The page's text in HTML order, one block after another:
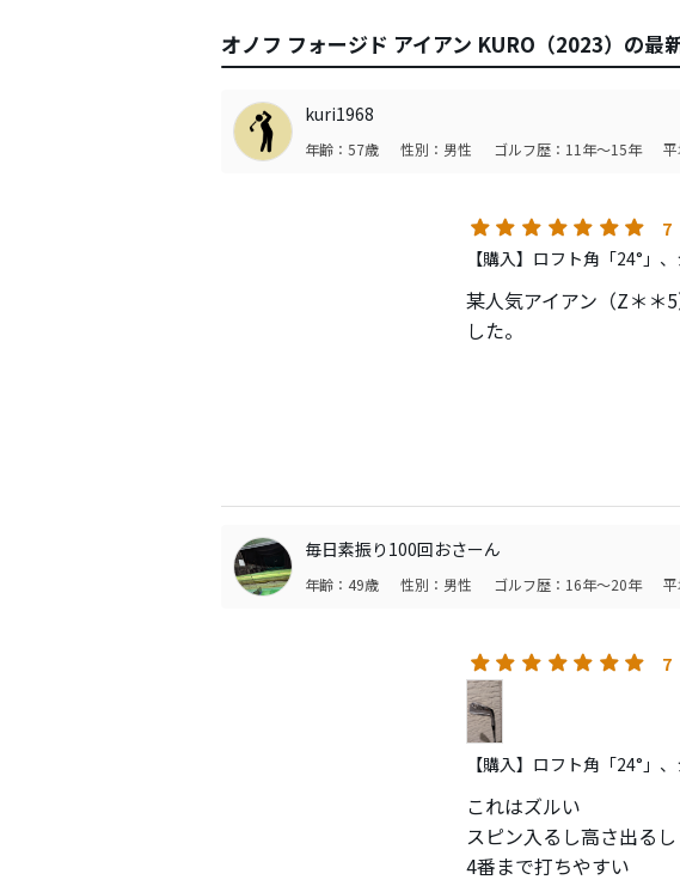
オノフ フォージド アイアン KURO（2023）の最
kuri1968
年齢：57歳 性別：男性 ゴルフ歴：11年～15年
7
【購入】ロフト角「24°」
某人気アイアン（Z＊＊
した。
中空とは思えない打感
・飛距離・弾道
しっかり高さが出ます
・顔
ます。（野暮ったくない
操作性
私でも普通に曲げられ
オノフのクラブは初で
ずっと外ブラばかり使
毎日素振り100回おさーん
年齢：49歳 性別：男性 ゴルフ歴：16年～20年
7
【購入】ロフト角「24°」
これはズルい
スピン入るし高さ出るし
4番まで打ちやすい